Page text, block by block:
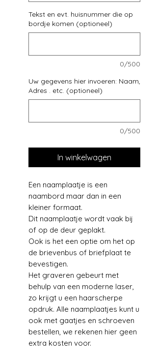
Tekst en evt. huisnummer die op
bordje komen (optioneel)
0/500
Uw gegevens hier invoeren: Naam,
Adres . etc. (optioneel)
0/500
In winkelwagen
Een naamplaatje is een
naambord maar dan in een
kleiner formaat.
Dit naamplaatje wordt vaak bij
of op de deur geplakt.
Ook is het een optie om het op
de brievenbus of briefplaat te
bevestigen.
Het graveren gebeurt met
behulp van een moderne laser,
zo krijgt u een haarscherpe
opdruk. Alle naamplaatjes kunt u
ook met gaatjes en schroeven
bestellen, we rekenen hier geen
extra kosten voor.